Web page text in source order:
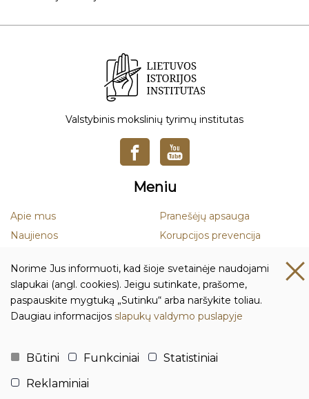
Valstybinis mokslinių tyrimų institutas
Meniu
Apie mus
Naujienos
Leidiniai
Duomenų apsauga
Pranešėjų apsauga
Korupcijos prevencija
prevencija
Kontaktai ir rekvizitai
Biudžetinė įstaiga Lietuvos istorijos institutas
Adresas: Tilto g. 17, 01101 Vilnius, Lietuva
Norime Jus informuoti, kad šioje svetainėje naudojami
slapukai (angl. cookies). Jeigu sutinkate, prašome,
paspauskite mygtuką „Sutinku“ arba naršykite toliau.
Daugiau informacijos slapukų valdymo puslapyje
Būtini Funkciniai
Statistiniai
Reklaminiai